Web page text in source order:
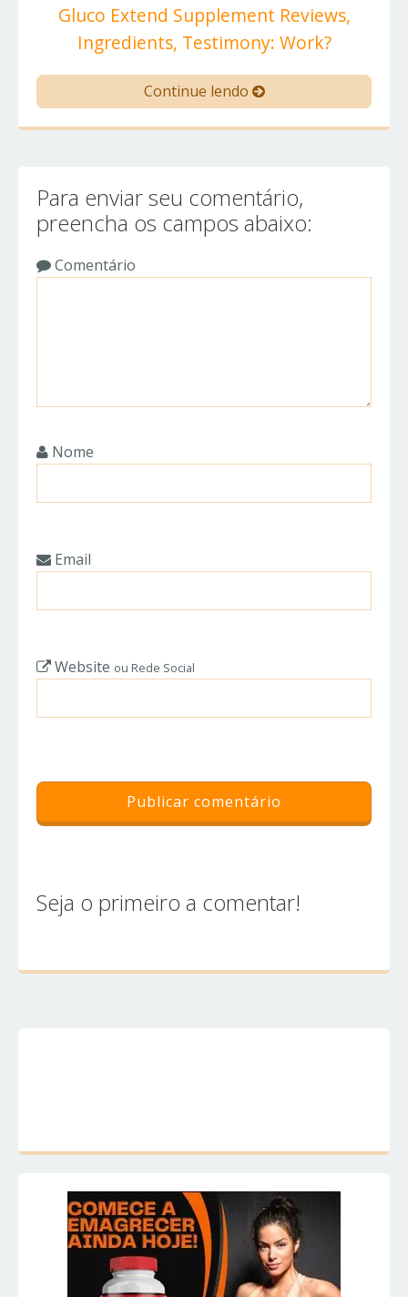
Gluco Extend Supplement Reviews,
Ingredients, Testimony: Work?
Continue lendo
Para enviar seu comentário,
preencha os campos abaixo:
Comentário
Nome
Email
Website ou Rede Social
Seja o primeiro a comentar!